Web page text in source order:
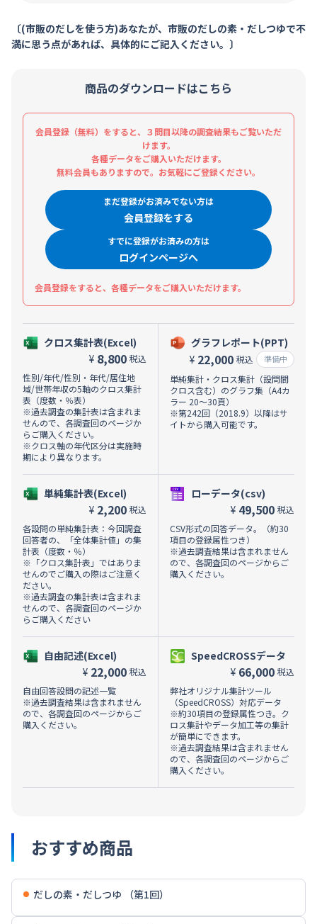
〔(市販のだしを使う方)あなたが、市販のだしの素・だしつゆで不
満に思う点があれば、具体的にご記入ください。〕
商品のダウンロードはこちら
会員登録（無料）をすると、３問目以降の調査結果もご覧いただ
けます。
各種データをご購入いただけます。
無料会員もありますので。お気軽にご登録ください。
まだ登録がお済みでない方は
会員登録をする
すでに登録がお済みの方は
ログインページへ
会員登録をすると、各種データをご購入いただけます。
クロス集計表(Excel)
¥ 8,800 税込
性別/年代/性別・年代/居住地
域/世帯年収の5軸のクロス集計
表（度数・％表）
※過去調査の集計表は含まれま
せんので、各調査回のページか
らご購入ください。
※クロス軸の年代区分は実施時
期により異なります。
単純集計表(Excel)
¥ 2,200 税込
各設問の単純集計表：今回調査
回答者の、「全体集計値」の集
計表（度数・％）
※「クロス集計表」ではありま
せんのでご購入の際はご注意く
ださい。
※過去調査の集計表は含まれま
せんので、各調査回のページか
らご購入ください
自由記述(Excel)
¥ 22,000 税込
自由回答設問の記述一覧
※過去調査結果は含まれません
ので、各調査回のページからご
購入ください。
グラフレポート(PPT)
¥ 22,000 税込 準備中
単純集計・クロス集計（設問間
クロス含む）のグラフ集（A4カ
ラー 20～30頁）
※第242回（2018.9）以降はサ
イトから購入可能です。
ローデータ(csv)
¥ 49,500 税込
CSV形式の回答データ。（約30
項目の登録属性つき）
※過去調査結果は含まれません
ので、各調査回のページからご
購入ください。
SpeedCROSSデータ
¥ 66,000 税込
弊社オリジナル集計ツール
（SpeedCROSS）対応データ
※約30項目の登録属性つき。ク
ロス集計やデータ加工等の集計
が簡単にできます。
※過去調査結果は含まれません
ので、各調査回のページからご
購入ください。
おすすめ商品
だしの素・だしつゆ （第1回）